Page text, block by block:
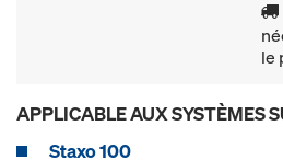
le
APPLICABLE AUX SYSTÈMES
Staxo 100